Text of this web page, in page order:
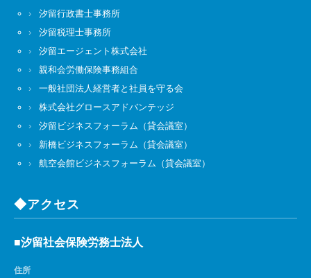
汐留行政書士事務所
汐留税理士事務所
汐留エージェント株式会社
親和会労働保険事務組合
一般社団法人経営者と社員を守る会
株式会社グロースアドバンテッジ
汐留ビジネスフォーラム（貸会議室）
新橋ビジネスフォーラム（貸会議室）
航空会館ビジネスフォーラム（貸会議室）
◆アクセス
■汐留社会保険労務士法人
住所